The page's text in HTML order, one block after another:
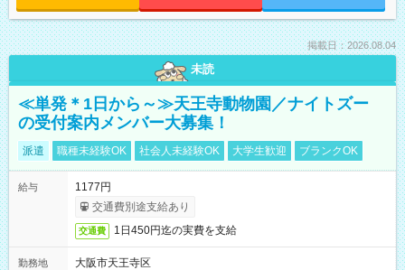
掲載日：2026.08.04
未読
≪単発＊1日から～≫天王寺動物園／ナイトズー
の受付案内メンバー大募集！
派遣 職種未経験OK 社会人未経験OK 大学生歓迎 ブランクOK
給与
1177円
交通費別途支給あり
交通費 1日450円迄の実費を支給
勤務地
大阪市天王寺区